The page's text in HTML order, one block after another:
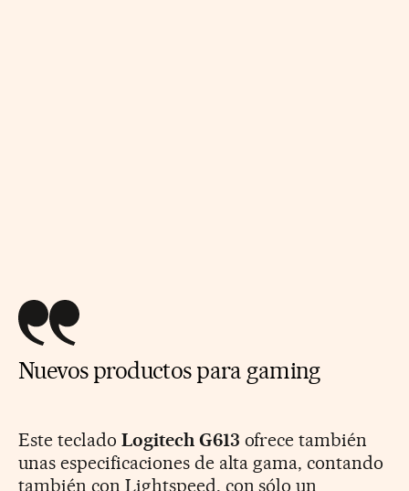
Nuevos productos para gaming
Este teclado Logitech G613 ofrece también
unas especificaciones de alta gama, contando
también con Lightspeed, con sólo un